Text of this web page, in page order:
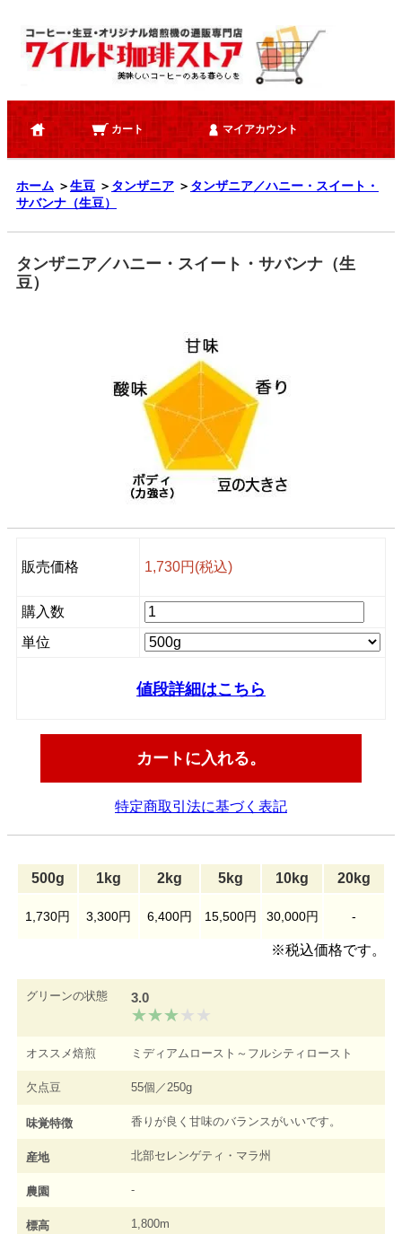
カート マイアカウント
ホーム ＞生豆 ＞ タンザニア ＞ タンザニア／ハニー・スイート・
サバンナ（生豆）
タンザニア／ハニー・スイート・サバンナ（生
豆）
販売価格 1,730円(税込)
購入数
単位
値段詳細はこちら
特定商取引法に基づく表記
500g 1kg 2kg 5kg 10kg 20kg
※税込価格です。
1,730円 3,300円 6,400円 15,500円 30,000円 -
グリーンの状態 3.0
オススメ焙煎 ミディアムロースト～フルシティロースト
欠点豆 55個／250g
味覚特徴 香りが良く甘味のバランスがいいです。
産地 北部セレンゲティ・マラ州
農園 -
標高 1,800m